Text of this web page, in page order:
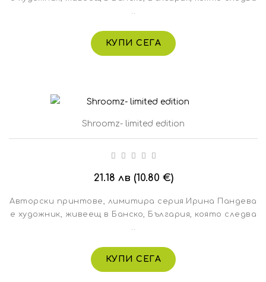
КУПИ СЕГА
Shroomz- limited edition
21.18 лв (10.80 €)
Авторски принтове, лимитира серия.Ирина Пандева
е художник, живеещ в Банско, България, която следва
..
КУПИ СЕГА